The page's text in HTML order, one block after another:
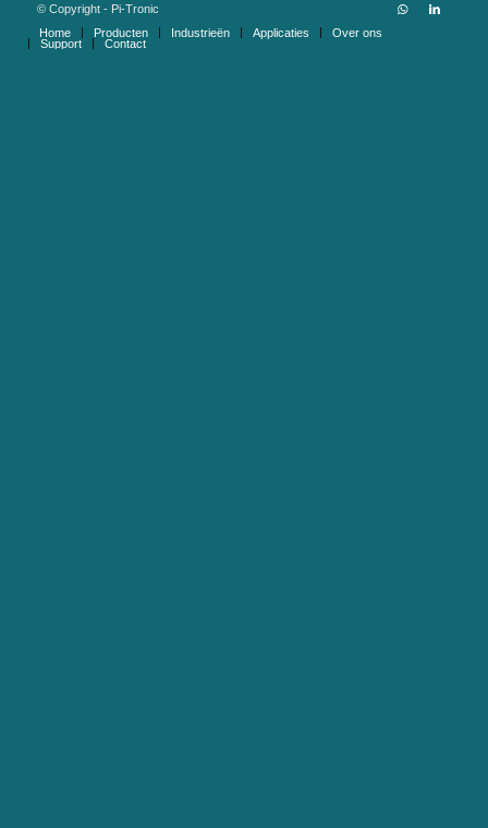
© Copyright - Pi-Tronic
Home
Producten Industrieën Applicaties
Over ons
Support
Contact